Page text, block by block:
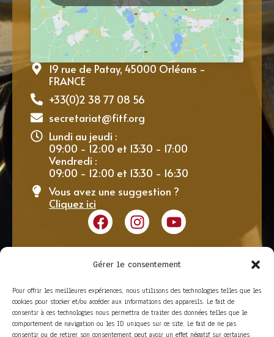
Gérer le consentement
Pour offrir les meilleures expériences, nous utilisons des technologies telles que les
cookies pour stocker et/ou accéder aux informations des appareils. Le fait de
consentir à ces technologies nous permettra de traiter des données telles que le
comportement de navigation ou les ID uniques sur ce site. Le fait de ne pas
consentir ou de retirer son consentement peut avoir un effet négatif sur certaines
19 rue de Patay, 45000 Orléans -
FRANCE
+33(0)2 38 77 08 56
secretariat@fitf.org
Lundi au jeudi :
09:00 - 12:00 et 13:30 - 17:00
Vendredi :
09:00 - 12:00 et 13:30 - 16:30
Vous avez une suggestion ?
Cliquez ici